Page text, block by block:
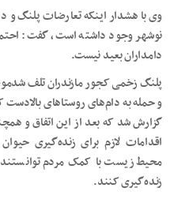
وی با هشدار اینکه تعارضات پلنگ و
نوشهر وجود داشته است، گفت:
دامداران بعید نیست.
پلنگ زخمی کجور مازندران تلف
و حمله به دام‌های روستاهای بالادست
گزارش شد که بعد از این اتفاق و
اقدامات لازم برای زنده‌گیری
محیط‌زیست با کمک مردم
زنده‌گیری کنند.